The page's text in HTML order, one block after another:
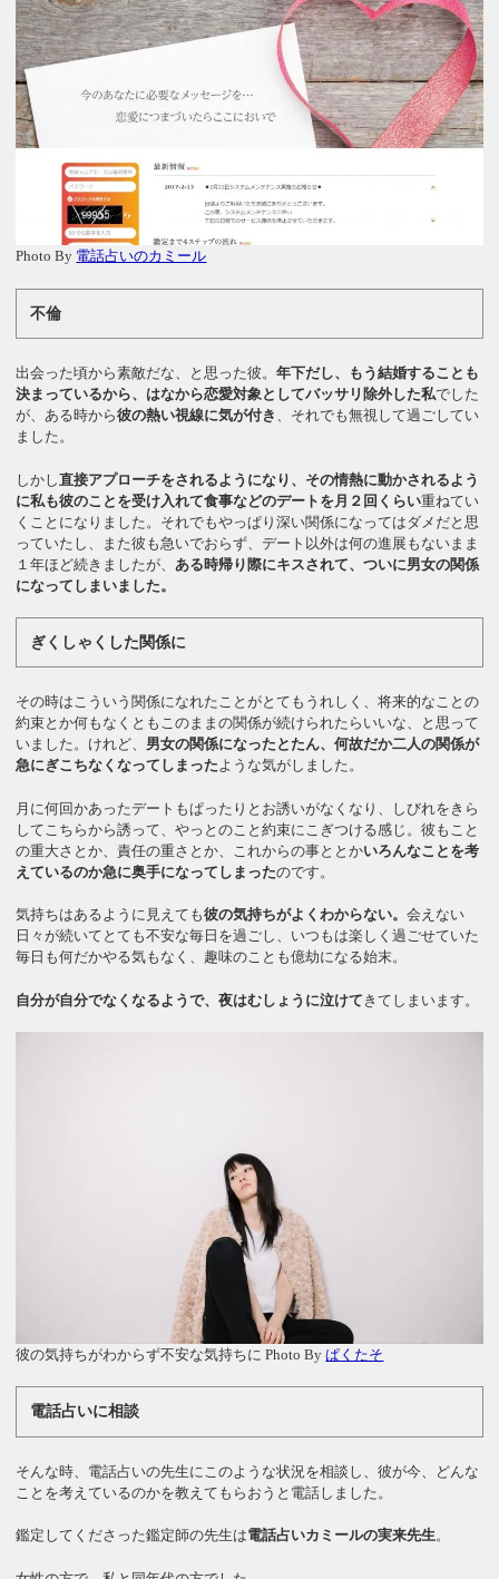
Photo By 電話占いのカミール
不倫
出会った頃から素敵だな、と思った彼。年下だし、もう結婚することも
決まっているから、はなから恋愛対象としてバッサリ除外した私でした
が、ある時から彼の熱い視線に気が付き 、それでも無視して過ごしてい
ました。
しかし直接アプローチをされるようになり、その情熱に動かされるよう
に私も彼のことを受け入れて食事などのデートを月２回くらい重ねてい
くことになりました。それでもやっぱり深い関係になってはダメだと思
っていたし、また彼も急いでおらず、デート以外は何の進展もないまま
１年ほど続きましたが、 ある時帰り際にキスされて、ついに男女の関係
になってしまいました。
ぎくしゃくした関係に
その時はこういう関係になれたことがとてもうれしく、将来的なことの
約束とか何もなくともこのままの関係が続けられたらいいな、と思って
いました。けれど、 男女の関係になったとたん、何故だか二人の関係が
急にぎこちなくなってしまったような気がしました。
月に何回かあったデートもぱったりとお誘いがなくなり、しびれをきら
してこちらから誘って、やっとのこと約束にこぎつける感じ。彼もこと
の重大さとか、責任の重さとか、これからの事ととかいろんなことを考
えているのか急に奥手になってしまったのです。
気持ちはあるように見えても彼の気持ちがよくわからない。会えない
日々が続いてとても不安な毎日を過ごし、いつもは楽しく過ごせていた
毎日も何だかやる気もなく、趣味のことも億劫になる始末。
自分が自分でなくなるようで、夜はむしょうに泣けて きてしまいます。
彼の気持ちがわからず不安な気持ちに Photo Byぱくたそ
電話占いに相談
そんな時、電話占いの先生にこのような状況を相談し、彼が今、どんな
ことを考えているのかを教えてもらおうと電話しました。
鑑定してくださった鑑定師の先生は電話占いカミールの実来先生。